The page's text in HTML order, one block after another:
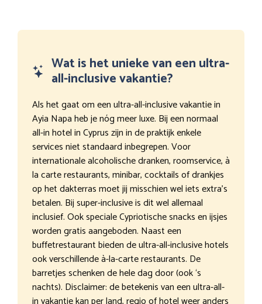
Wat is het unieke van een ultra-
all-inclusive vakantie?
Als het gaat om een ultra-all-inclusive vakantie in
Ayia Napa heb je nóg meer luxe. Bij een normaal
all-in hotel in Cyprus zijn in de praktijk enkele
services niet standaard inbegrepen. Voor
internationale alcoholische dranken, roomservice, à
la carte restaurants, minibar, cocktails of drankjes
op het dakterras moet jij misschien wel iets extra’s
betalen. Bij super-inclusive is dit wel allemaal
inclusief. Ook speciale Cypriotische snacks en ijsjes
worden gratis aangeboden. Naast een
buffetrestaurant bieden de ultra-all-inclusive hotels
ook verschillende à-la-carte restaurants. De
barretjes schenken de hele dag door (ook ‘s
nachts). Disclaimer: de betekenis van een ultra-all-